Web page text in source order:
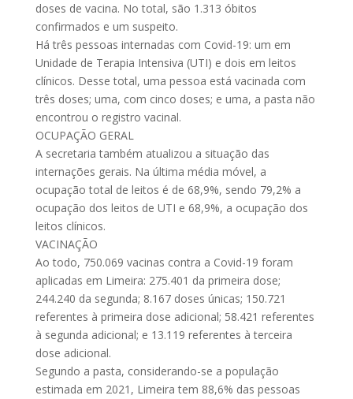
doses de vacina. No total, são 1.313 óbitos
confirmados e um suspeito.
Há três pessoas internadas com Covid-19: um em
Unidade de Terapia Intensiva (UTI) e dois em leitos
clínicos. Desse total, uma pessoa está vacinada com
três doses; uma, com cinco doses; e uma, a pasta não
encontrou o registro vacinal.
OCUPAÇÃO GERAL
A secretaria também atualizou a situação das
internações gerais. Na última média móvel, a
ocupação total de leitos é de 68,9%, sendo 79,2% a
ocupação dos leitos de UTI e 68,9%, a ocupação dos
leitos clínicos.
VACINAÇÃO
Ao todo, 750.069 vacinas contra a Covid-19 foram
aplicadas em Limeira: 275.401 da primeira dose;
244.240 da segunda; 8.167 doses únicas; 150.721
referentes à primeira dose adicional; 58.421 referentes
à segunda adicional; e 13.119 referentes à terceira
dose adicional.
Segundo a pasta, considerando-se a população
estimada em 2021, Limeira tem 88,6% das pessoas